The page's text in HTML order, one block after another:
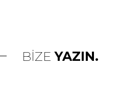
BİZEYAZIN.